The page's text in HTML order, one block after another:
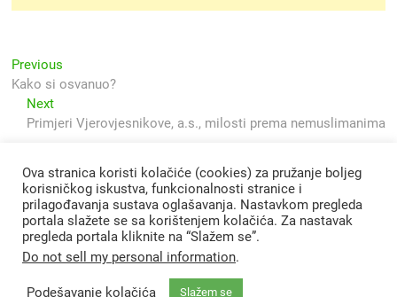
Navigacija
objava
Previous
post:
Kako si osvanuo?
NextNext
post:
Primjeri Vjerovjesnikove, a.s., milosti prema nemuslimanima
Ova stranica koristi kolačiće (cookies) za pružanje boljeg
korisničkog iskustva, funkcionalnosti stranice i
prilagođavanja sustava oglašavanja. Nastavkom pregleda
portala slažete se sa korištenjem kolačića. Za nastavak
pregleda portala kliknite na “Slažem se”.
Do not sell my personal information.
Podešavanje kolačića Slažem se